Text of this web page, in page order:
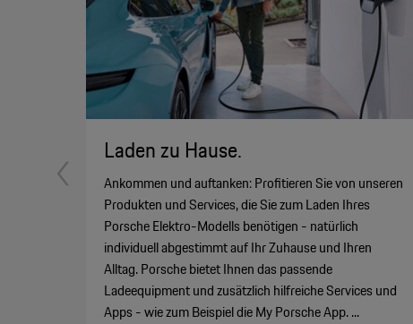
Laden zu Hause.
Ankommen und auftanken: Profitieren Sie von unseren
Produkten und Services, die Sie zum Laden Ihres
Porsche Elektro-Modells benötigen - natürlich
individuell abgestimmt auf Ihr Zuhause und Ihren
Alltag. Porsche bietet Ihnen das passende
Ladeequipment und zusätzlich hilfreiche Services und
Apps - wie zum Beispiel die My Porsche App. ...